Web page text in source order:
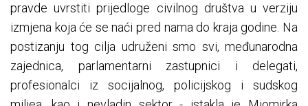
pravde uvrstiti prijedloge civilnog društva u verziju
izmjena koja će se naći pred nama do kraja godine. Na
postizanju tog cilja udruženi smo svi, međunarodna
zajednica, parlamentarni zastupnici i delegati,
profesionalci iz socijalnog, policijskog i sudskog